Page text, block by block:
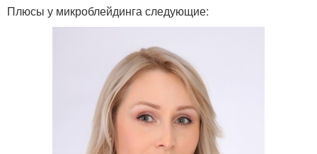
Плюсы у микроблейдинга следующие: